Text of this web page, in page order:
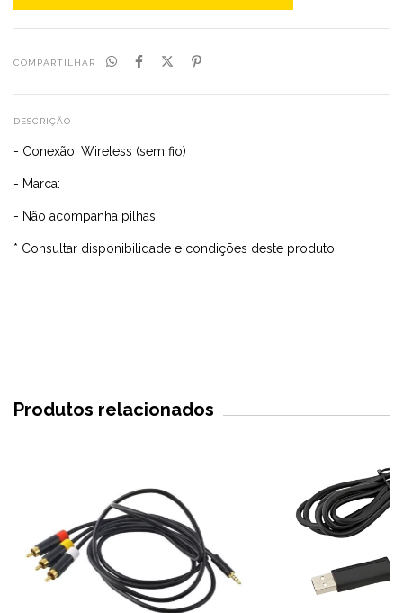
COMPARTILHAR
DESCRIÇÃO
- Conexão: Wireless (sem fio)
- Marca:
- Não acompanha pilhas
* Consultar disponibilidade e condições deste produto
Produtos relacionados